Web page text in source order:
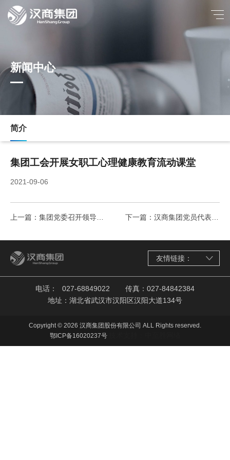
新闻中心
简介
集团工会开展女职工心理健康教育流动课堂
2021-09-06
友情链接：
电话： 027-68849022
传真：027-84842384
地址：湖北省武汉市汉阳区汉阳大道134号
Copyright © 2026 汉商集团股份有限公司 ALL Rights reserved.
鄂ICP备16020237号